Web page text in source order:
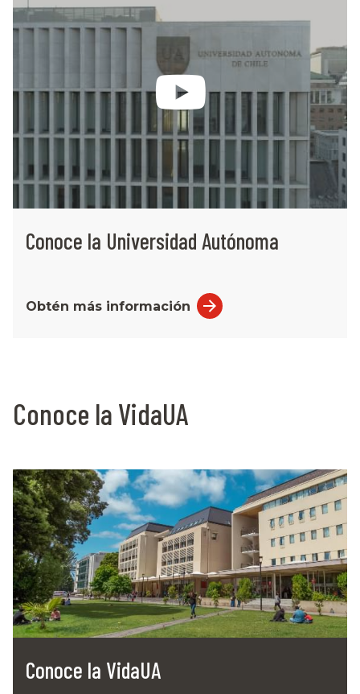
Conoce la Universidad Autónoma
Obtén más información
Conoce la VidaUA
Conoce la VidaUA